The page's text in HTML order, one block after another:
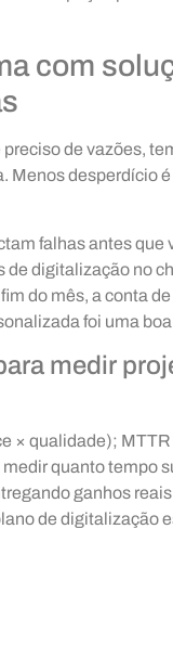
com
de vazões,
Menos desperdício
falhas antes que
digitalização no
do mês, a conta
foi uma
medir
× qualidade);
quanto tempo
ganhos
de digitalização